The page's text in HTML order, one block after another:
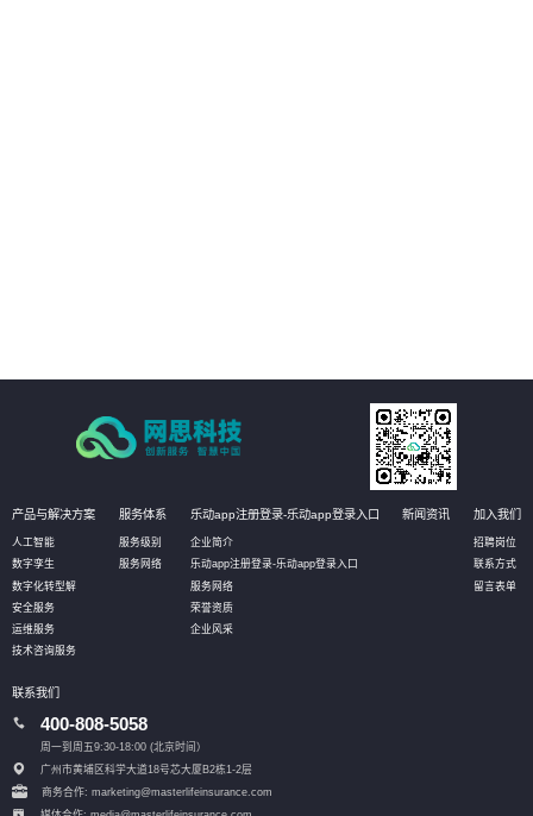
产品与解决方案
人工智能
数字孪生
数字化转型解
安全服务
运维服务
技术咨询服务
服务体系
服务级别
服务网络
乐动app注册登录-乐动app登录入口
企业简介
乐动app注册登录-乐动app登录入口
服务网络
荣誉资质
企业风采
新闻资讯 加入我们
招聘岗位
联系方式
留言表单
联系我们
400-808-5058
周一到周五9:30-18:00 (北京时间）
广州市黄埔区科学大道18号芯大厦B2栋1-2层
商务合作: marketing@masterlifeinsurance.com